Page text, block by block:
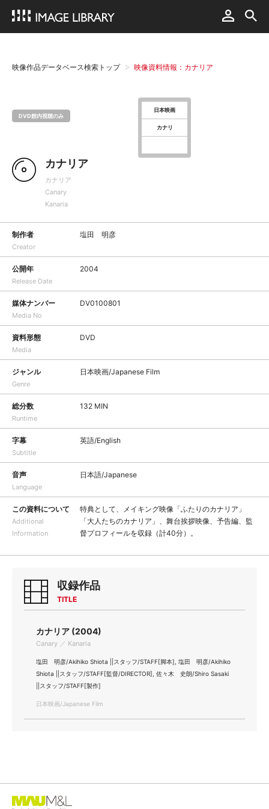
映像作品データベース検索トップ 映像資料情報：カナリア
DVD館内視聴のみ
日本映画
カナリ
カナリア
カナリア
Canary
Kanaria
制作者
Creator
塩田 明彦
公開年
Release Date
2004
媒体ナンバー
Media No
DV0100801
資料形態
Media
DVD
ジャンル
Genre
日本映画/Japanese Film
総分数
Runtime
132 MIN
字幕
Subtitle
英語/English
音声
Language
日本語/Japanese
この資料について
Additional
Information
特典として、メイキング映像「ふたりのカナリア」
「大人たちのカナリア」、舞台挨拶映像、予告編、監
督プロフィールを収録（計40分）。
収録作品
TITLE
カナリア (2004)
Canary ／ Kanaria
塩田 明彦/Akihiko Shiota ||スタッフ/STAFF[脚本], 塩田 明彦/Akihiko
Shiota ||スタッフ/STAFF[監督/DIRECTOR], 佐々木 史朗/Shiro Sasaki
||スタッフ/STAFF[製作]
日本映画/Japanese Film